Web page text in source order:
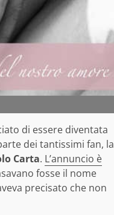
di essere diventata
dei tantissimi fan, la
Carta. L’annuncio è
fosse il nome
precisato che non